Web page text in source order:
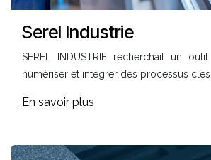
Serel Industrie
SEREL INDUSTRIE recherchait un
numériser et intégrer des processus clés.
En savoir plus